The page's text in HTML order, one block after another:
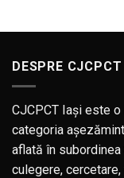
DESPRE
CJCPCT Iaşi este
categoria
aflată în
culegere,